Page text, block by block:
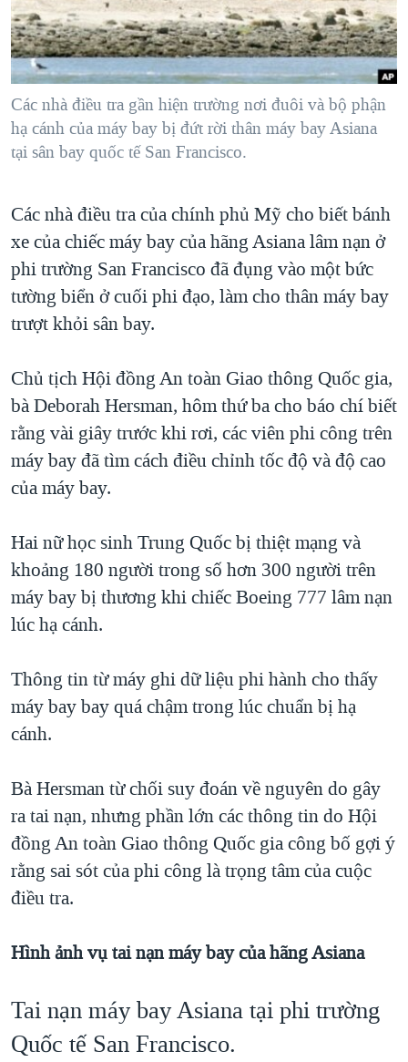
"Tìm"NGƯỜI VIỆT HẢI NGOẠI
ĐỜI SỐNG
KINH TẾ
SỨC KHOẺ
THỂ THAO
GIÁO DỤC
TẠI
HÀNH TRÌNH BẦU CỬ 2024
MỘT NĂM CHIẾN TRANH TẠI DẢI GAZA
GIẢI MÃ VÀNH ĐAI & CON ĐƯỜNG
NGÀY TỊ NẠN THẾ GIỚI
CHI PHÍ CHIẾN TRANH AFGHANISTAN
CÁC GIÁ TRỊ CỘNG HÒA Ở VIỆT NAM
THƯỢNG ĐỈNH TRUMP-KIM TẠI VIỆT NAM
TRỊNH VĨNH BÌNH VS. CHÍNH PHỦ VIỆT NAM
BÊN KIA QUỐC LỘ: TIẾNG VỌNG TỪ NÔNG THÔN MỸ
QUAN HỆ VIỆT MỸ
VIDEO
NGHE
MẠNG XÃ HỘI
Các nhà điều tra gần hiện trường nơi đuôi và bộ phận
hạ cánh của máy bay bị đứt rời thân máy bay Asiana
tại sân bay quốc tế San Francisco.
Các nhà điều tra của chính phủ Mỹ cho biết bánh
xe của chiếc máy bay của hãng Asiana lâm nạn ở
phi trường San Francisco đã đụng vào một bức
tường biển ở cuối phi đạo, làm cho thân máy bay
trượt khỏi sân bay.
Chủ tịch Hội đồng An toàn Giao thông Quốc gia,
bà Deborah Hersman, hôm thứ ba cho báo chí biết
rằng vài giây trước khi rơi, các viên phi công trên
máy bay đã tìm cách điều chỉnh tốc độ và độ cao
của máy bay.
Hai nữ học sinh Trung Quốc bị thiệt mạng và
khoảng 180 người trong số hơn 300 người trên
máy bay bị thương khi chiếc Boeing 777 lâm nạn
lúc hạ cánh.
Thông tin từ máy ghi dữ liệu phi hành cho thấy
máy bay bay quá chậm trong lúc chuẩn bị hạ
cánh.
Bà Hersman từ chối suy đoán về nguyên do gây
ra tai nạn, nhưng phần lớn các thông tin do Hội
đồng An toàn Giao thông Quốc gia công bố gợi ý
rằng sai sót của phi công là trọng tâm của cuộc
điều tra.
Hình ảnh vụ tai nạn máy bay của hãng Asiana
Tai nạn máy bay Asiana tại phi trường
Quốc tế San Francisco.